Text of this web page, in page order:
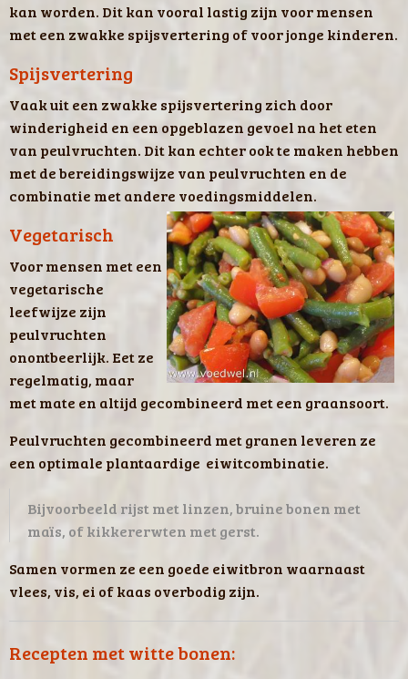
kan worden. Dit kan vooral lastig zijn voor mensen
met een zwakke spijsvertering of voor jonge kinderen.
Spijsvertering
Vaak uit een zwakke spijsvertering zich door
winderigheid en een opgeblazen gevoel na het eten
van peulvruchten. Dit kan echter ook te maken hebben
met de bereidingswijze van peulvruchten en de
combinatie met andere voedingsmiddelen.
Vegetarisch
Voor mensen met een
vegetarische
leefwijze zijn
peulvruchten
onontbeerlijk. Eet ze
regelmatig, maar
met mate en altijd gecombineerd met een graansoort.
Peulvruchten gecombineerd met granen leveren ze
een optimale plantaardige eiwitcombinatie.
Bijvoorbeeld rijst met linzen, bruine bonen met
maïs, of kikkererwten met gerst.
Samen vormen ze een goede eiwitbron waarnaast
vlees, vis, ei of kaas overbodig zijn.
Recepten met witte bonen: